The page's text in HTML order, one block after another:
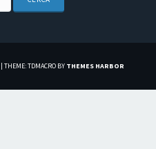
| THEME: TDMACRO BY THEMES HARBOR